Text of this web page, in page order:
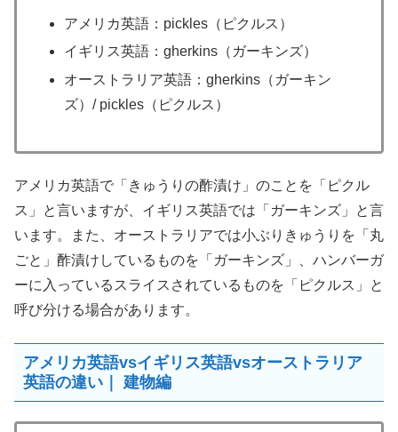
アメリカ英語：pickles（ピクルス）
イギリス英語：gherkins（ガーキンズ）
オーストラリア英語：gherkins（ガーキン
ズ）/ pickles（ピクルス）
アメリカ英語で「きゅうりの酢漬け」のことを「ピクル
ス」と言いますが、イギリス英語では「ガーキンズ」と言
います。また、オーストラリアでは小ぶりきゅうりを「丸
ごと」酢漬けしているものを「ガーキンズ」、ハンバーガ
ーに入っているスライスされているものを「ピクルス」と
呼び分ける場合があります。
アメリカ英語vsイギリス英語vsオーストラリア
英語の違い｜ 建物編